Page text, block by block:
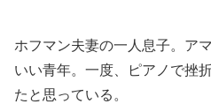
ホフマン夫妻の一人息子。ア
いい青年。一度、ピアノで挫
たと思っている。